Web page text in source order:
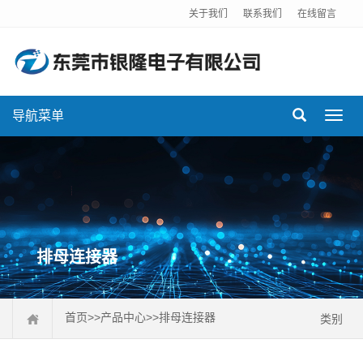
关于我们 联系我们 在线留言
导航菜单
排母连接器
首页>>产品中心>>排母连接器 类别